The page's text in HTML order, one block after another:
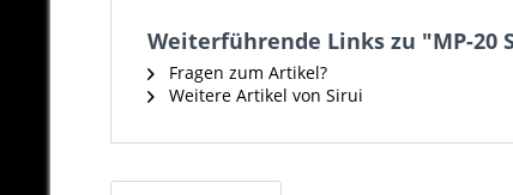
Weiterführende Links zu "MP-20
Fragen zum Artikel?
Weitere Artikel von Sirui